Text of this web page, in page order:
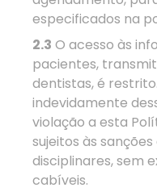
especificados na
2.3 O acesso às
pacientes,
dentistas, é
indevidamente
violação a esta
sujeitos às
disciplinares, sem
cabíveis.